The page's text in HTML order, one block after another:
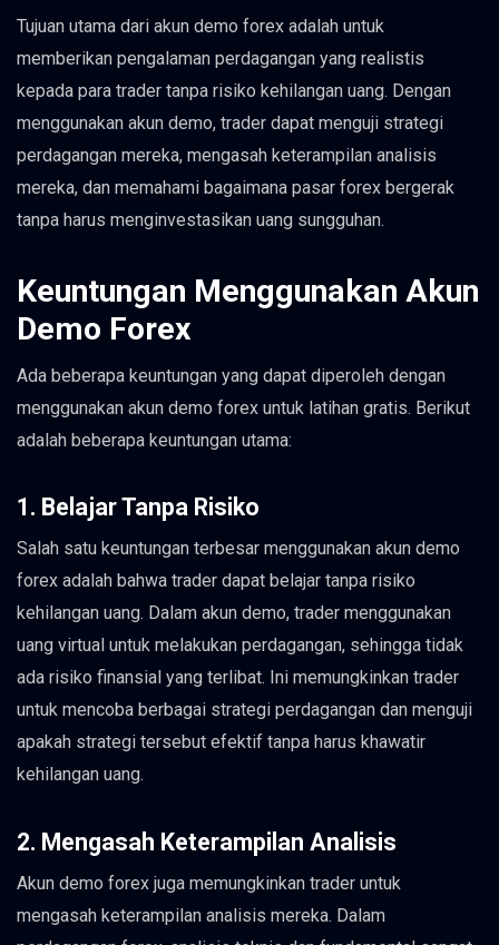
Tujuan utama dari akun demo forex adalah untuk
memberikan pengalaman perdagangan yang realistis
kepada para trader tanpa risiko kehilangan uang. Dengan
menggunakan akun demo, trader dapat menguji strategi
perdagangan mereka, mengasah keterampilan analisis
mereka, dan memahami bagaimana pasar forex bergerak
tanpa harus menginvestasikan uang sungguhan.
Keuntungan Menggunakan Akun
Demo Forex
Ada beberapa keuntungan yang dapat diperoleh dengan
menggunakan akun demo forex untuk latihan gratis. Berikut
adalah beberapa keuntungan utama:
1. Belajar Tanpa Risiko
Salah satu keuntungan terbesar menggunakan akun demo
forex adalah bahwa trader dapat belajar tanpa risiko
kehilangan uang. Dalam akun demo, trader menggunakan
uang virtual untuk melakukan perdagangan, sehingga tidak
ada risiko finansial yang terlibat. Ini memungkinkan trader
untuk mencoba berbagai strategi perdagangan dan menguji
apakah strategi tersebut efektif tanpa harus khawatir
kehilangan uang.
2. Mengasah Keterampilan Analisis
Akun demo forex juga memungkinkan trader untuk
mengasah keterampilan analisis mereka. Dalam